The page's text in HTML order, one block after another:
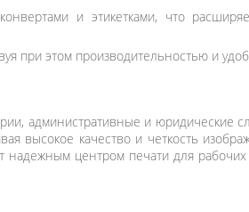
и этикетками, что
при этом производительностью и
административные и юридические
высокое качество и четкость
надежным центром печати для рабочих